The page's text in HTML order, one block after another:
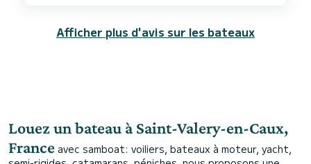
Afficher plus d'avis sur les bateaux
Louez un bateau à Saint-Valery-en-Caux,
France avec samboat: voiliers, bateaux à moteur, yacht,